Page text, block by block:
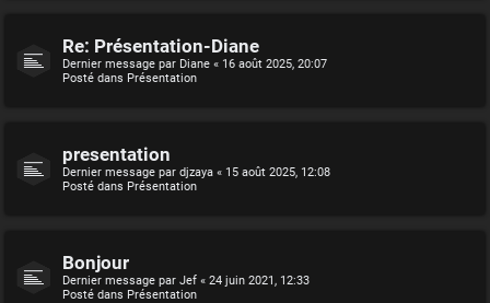
Re: Présentation-Diane
Dernier message par Diane « 16 août 2025, 20:07
Posté dans Présentation
presentation
Dernier message par djzaya « 15 août 2025, 12:08
Posté dans Présentation
Bonjour
Dernier message par Jef « 24 juin 2021, 12:33
Posté dans Présentation